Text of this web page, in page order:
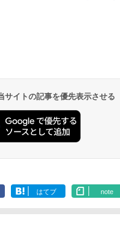
円～
円～
サイトの記事を優先表示させる
はてブ note